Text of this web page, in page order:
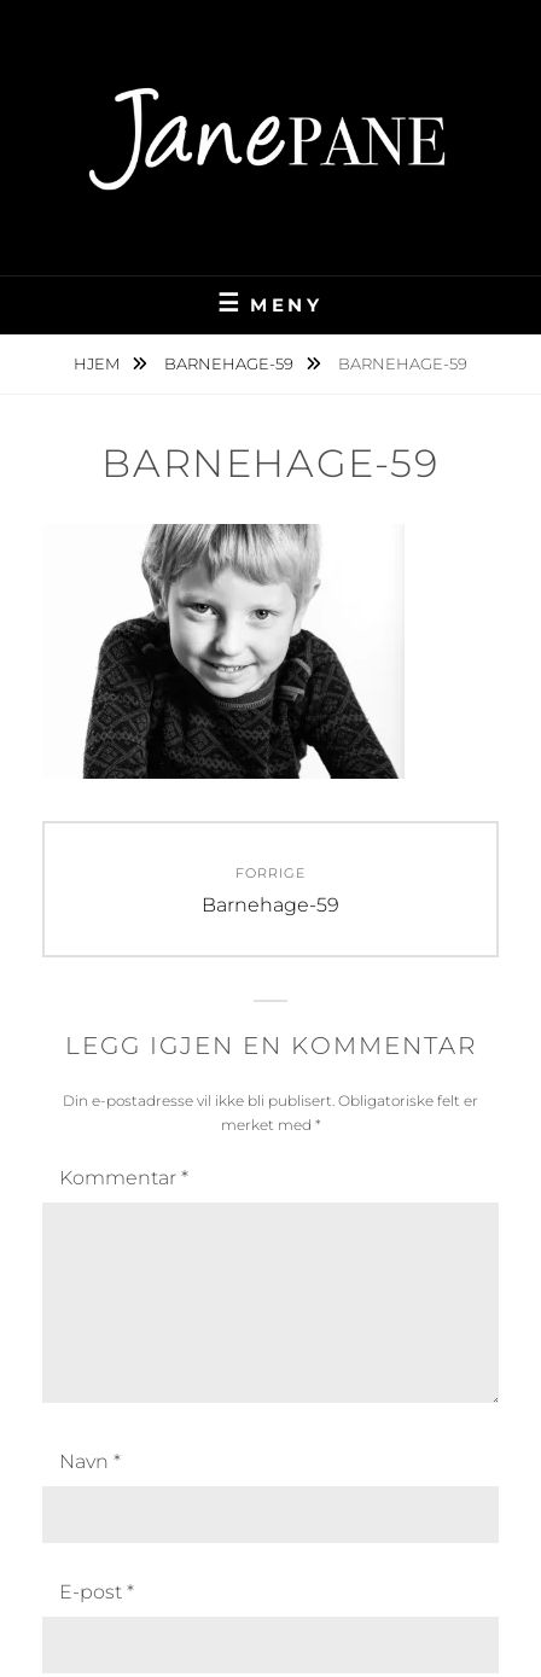
JANEPANE PHOTO
MENY
HJEM BARNEHAGE-59 BARNEHAGE-59
BARNEHAGE-59
FORRIGE
Forrige
Barnehage-59
LEGG IGJEN EN KOMMENTAR
Din e-postadresse vil ikke bli publisert. Obligatoriske felt er
merket med *
Kommentar *
Navn *
E-post *